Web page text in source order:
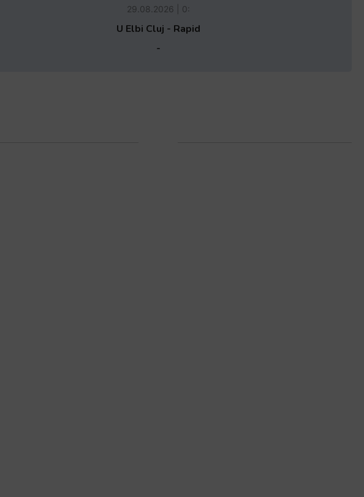
29.08.2026 | 0:
U Elbi Cluj - Rapid
-